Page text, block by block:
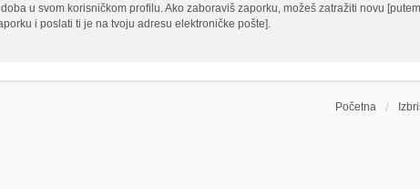
u svom korisničkom profilu. Ako zaboraviš zaporku, možeš zatražiti novu
i poslati ti je na tvoju adresu elektroničke pošte].
Početna